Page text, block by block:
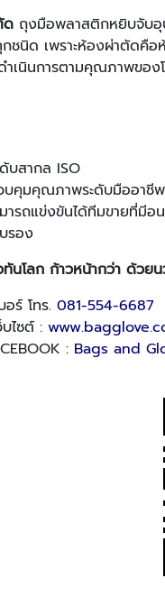
ด ถุงมือพลาสติกหยิบจับอุ
ชนิด เพราะห้องผ่าตัดคื
นินการตามคุณภาพของ
บสากล ISO
บคุมคุณภาพระดับมืออาชีพ
ถแข่งขันได้ทีมขายที่มีอ
รอง
โลก ก้าวหน้ากว่า ด้วย
ร์ โทร. 081-554-6687
ไซต์ :
: Bags and